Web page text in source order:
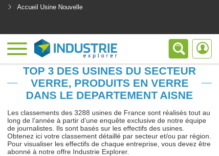
Accueil Usine Nouvelle
TOP 3 DES USINES DU SECTEUR
VERRE, PRODUITS EN VERRE
DANS LE DEPARTEMENT AISNE
Les classements des 3288 usines de France sont réalisés tout au
long de l’année à partir d’une enquête exclusive de notre équipe
de journalistes. Ils sont basés sur les effectifs des usines.
Obtenez ici votre classement détaillé par secteur et/ou par région.
Pour visualiser les effectifs de chaque entreprise, vous devez être
abonné à notre offre Industrie Explorer.